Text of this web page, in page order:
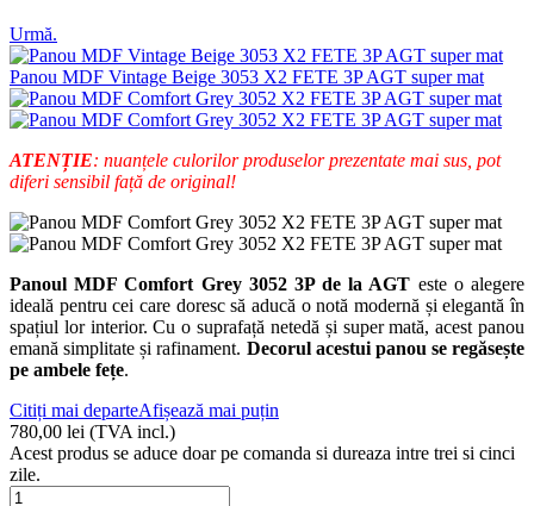
Urmă.
Panou MDF Vintage Beige 3053 X2 FETE 3P AGT super mat
ATENȚIE: nuanțele culorilor produselor prezentate mai sus, pot
diferi sensibil față de original!
Panoul MDF Comfort Grey 3052 3P de la AGT este o alegere
ideală pentru cei care doresc să aducă o notă modernă și elegantă în
spațiul lor interior. Cu o suprafață netedă și super mată, acest panou
emană simplitate și rafinament. Decorul acestui panou se regăsește
pe ambele fețe.
Citiți mai departeAfișează mai puțin
780,00 lei (TVA incl.)
Acest produs se aduce doar pe comanda si dureaza intre trei si cinci
zile.